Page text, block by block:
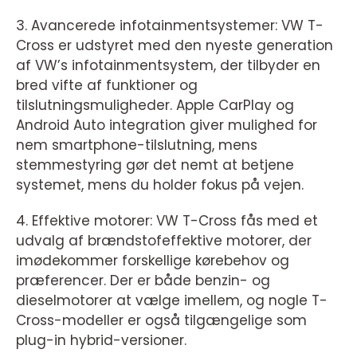
3. Avancerede infotainmentsystemer: VW T-
Cross er udstyret med den nyeste generation
af VW’s infotainmentsystem, der tilbyder en
bred vifte af funktioner og
tilslutningsmuligheder. Apple CarPlay og
Android Auto integration giver mulighed for
nem smartphone-tilslutning, mens
stemmestyring gør det nemt at betjene
systemet, mens du holder fokus på vejen.
4. Effektive motorer: VW T-Cross fås med et
udvalg af brændstofeffektive motorer, der
imødekommer forskellige kørebehov og
præferencer. Der er både benzin- og
dieselmotorer at vælge imellem, og nogle T-
Cross-modeller er også tilgængelige som
plug-in hybrid-versioner.